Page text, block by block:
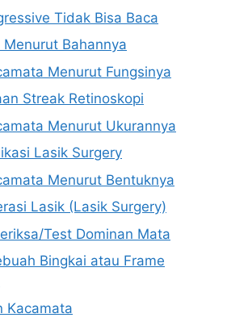
Tidak Bisa Baca
Menurut Bahannya
Menurut Fungsinya
Streak Retinoskopi
Menurut Ukurannya
Lasik Surgery
Menurut Bentuknya
Lasik (Lasik Surgery)
Test Dominan Mata
Bingkai atau Frame
Kacamata